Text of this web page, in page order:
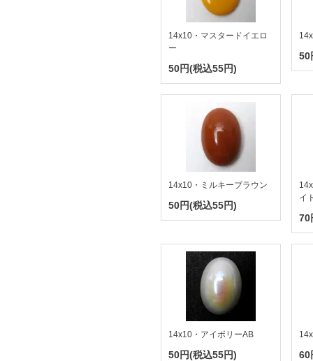
14x10・マスタードイエロ
ー
50円(税込55円)
50
14x10・ミルキーブラウン
50円(税込55円)
イ
70
14x10・アイボリーAB
50円(税込55円) 60